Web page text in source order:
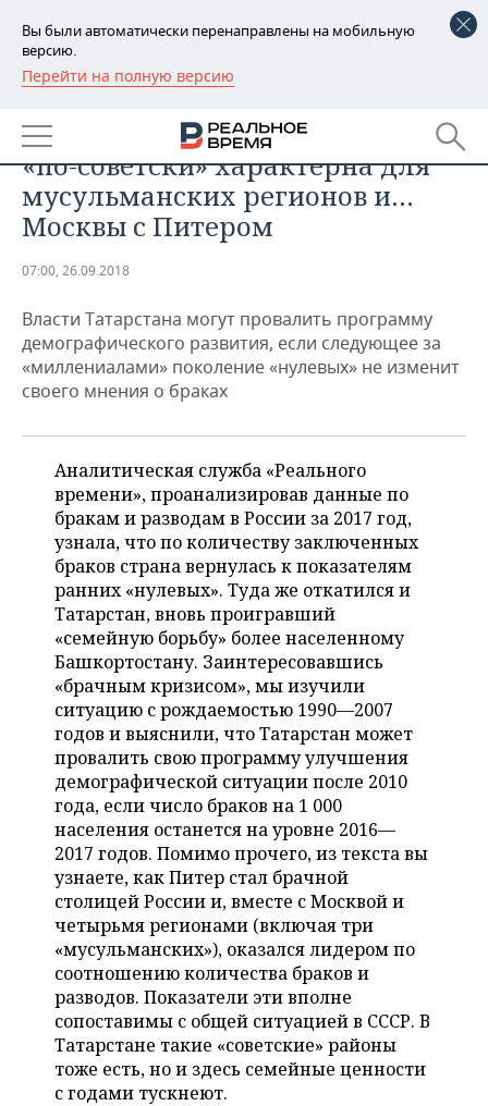
Вы были автоматически перенаправлены на мобильную
версию.
Перейти на полную версию
РЕГИОНЫ
БАШКОРТОСТАН
ТАТАРСТАН
УДМУРТИЯ
НОВОСТИ
АНАЛИТИКА
НОВОСТИ АНАЛИТИКИ
ДЕКЛАРАЦИИ О ДОХОДАХ
КОРОЛИ ГОСЗАКАЗА ПФО
ВУЗЫ ТАТАРСТАНА
ТАТАРСТАНА
ЭКОНОМИКА
НОВОСТИ ЭКОНОМИКИ
ФИНАНСЫ
БАНКИ
ИНВЕСТИЦИИ
ПРОМЫШЛЕННОСТЬ
НОВОСТИ
ПРОМЫШЛЕННОСТИ
АГРОПРОМ
НЕФТЕХИМИЯ
НЕФТЬ
ОПК
ЭНЕРГЕТИКА
НЕДВИЖИМОСТЬ
НОВОСТИ НЕДВИЖИМОСТИ
АВТО
НОВОСТИ БИЗНЕСА
РОЗНИЧНАЯ ТОРГОВЛЯ
ТРАНСПОРТ
ТЕХНОЛОГИИ
НОВОСТИ ТЕХНОЛОГИЙ
ТЕЛЕКОММУНИКАЦИИ
МЕРОПРИЯТИЯ
НОВОСТИ МЕРОПРИЯТИЙ
ВЫЕЗДНАЯ РЕДАКЦИЯ
БИЗНЕС-БРАНЧИ
ONLINE-КОНФЕРЕНЦИИ
ОТКРЫТАЯ ЛЕКЦИЯ
СПОРТ
НОВОСТИ СПОРТА
ФУТБОЛ
ХОККЕЙ
БАСКЕТБОЛ
ВОЛЕЙБОЛ
КИБЕРСПОРТ
ФИГУРНОЕ КАТАНИЕ
ВОДНЫЕ ВИДЫ СПОРТА
ХОККЕЙ С МЯЧОМ
ОБЩЕСТВО
НОВОСТИ ОБЩЕСТВА
ВЛАСТЬ
ИНФРАСТРУКТУРА
ИСТОРИЯ
КУЛЬТУРА
МЕДИЦИНА
ОБРАЗОВАНИЕ
ПРОИСШЕСТВИЯ
ФОТОГАЛЕРЕЯ
СЮЖЕТЫ
СПРАВОЧНИК
СПИСОК ПЕРСОН
СПИСОК КОМПАНИЙ
ПОЛНАЯ ВЕРСИЯ
Бракоразводный эксцесс: семья
«по-советски» характерна для
мусульманских регионов и…
Москвы с Питером
07:00, 26.09.2018
Власти Татарстана могут провалить программу
демографического развития, если следующее за
«миллениалами» поколение «нулевых» не изменит
своего мнения о браках
Аналитическая служба «Реального
времени», проанализировав данные по
бракам и разводам в России за 2017 год,
узнала, что по количеству заключенных
браков страна вернулась к показателям
ранних «нулевых». Туда же откатился и
Татарстан, вновь проигравший
«семейную борьбу» более населенному
Башкортостану. Заинтересовавшись
«брачным кризисом», мы изучили
ситуацию с рождаемостью 1990—2007
годов и выяснили, что Татарстан может
провалить свою программу улучшения
демографической ситуации после 2010
года, если число браков на 1 000
населения останется на уровне 2016—
2017 годов. Помимо прочего, из текста вы
узнаете, как Питер стал брачной
столицей России и, вместе с Москвой и
четырьмя регионами (включая три
«мусульманских»), оказался лидером по
соотношению количества браков и
разводов. Показатели эти вполне
сопоставимы с общей ситуацией в СССР. В
Татарстане такие «советские» районы
тоже есть, но и здесь семейные ценности
с годами тускнеют.